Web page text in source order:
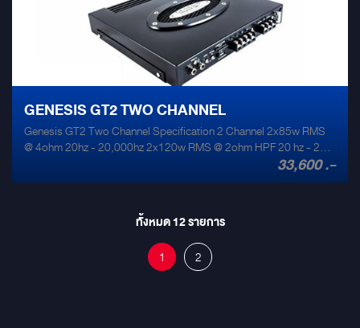
GENESIS GT2 TWO CHANNEL
Genesis GT2 Two Channel Specification 2 Channel 2x85w RMS
@ 4ohm 20hz - 20,000hz 2x120w RMS @ 2ohm HPF 20 hz - 200
+noise @ rated output 0.1% Size 240mm x 217mm x 38mm
15 amps Input sensitivity 0.3-4v
33,600 .-
ทั้งหมด12รายการ
1 2